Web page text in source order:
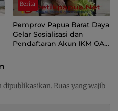
Berita
Pemprov Papua Barat Daya
Gelar Sosialisasi dan
Pendaftaran Akun IKM OAP
dipublikasikan.Ruas yang wajib